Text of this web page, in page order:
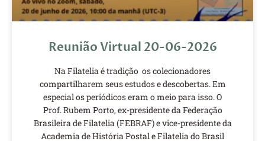
Reunião Virtual 20-06-2026
Na Filatelia é tradição os colecionadores
compartilharem seus estudos e descobertas. Em
especial os periódicos eram o meio para isso. O
Prof. Rubem Porto, ex-presidente da Federação
Brasileira de Filatelia (FEBRAF) e vice-presidente da
Academia de História Postal e Filatelia do Brasil